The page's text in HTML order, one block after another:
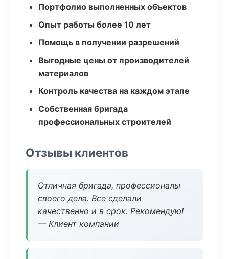
Портфолио выполненных объектов
Опыт работы более 10 лет
Помощь в получении разрешений
Выгодные цены от производителей
материалов
Контроль качества на каждом этапе
Собственная бригада
профессиональных строителей
Отзывы клиентов
Отличная бригада, профессионалы
своего дела. Все сделали
качественно и в срок. Рекомендую!
— Клиент компании